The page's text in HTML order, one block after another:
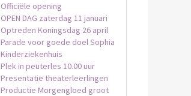
Officiële opening
OPEN DAG zaterdag 11 januari
Optreden Koningsdag 26 april
Parade voor goede doel Sophia
Kinderziekenhuis
Plek in peuterles 10.00 uur
Presentatie theaterleerlingen
Productie Morgengloed groot